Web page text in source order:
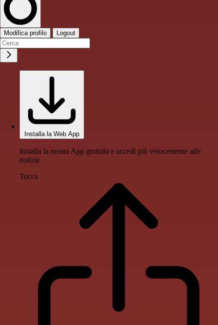
Modifica profilo Logout
Installa la Web App
Installa la nostra App gratuita e accedi più velocemente alle
notizie
Tocca